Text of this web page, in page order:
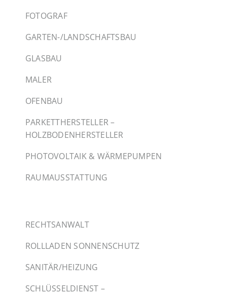
FOTOGRAF
GARTEN-/LANDSCHAFTSBAU
GLASBAU
MALER
OFENBAU
PARKETTHERSTELLER –
HOLZBODENHERSTELLER
PHOTOVOLTAIK & WÄRMEPUMPEN
RAUMAUSSTATTUNG
RECHTSANWALT
ROLLLADEN SONNENSCHUTZ
SANITÄR/HEIZUNG
SCHLÜSSELDIENST –